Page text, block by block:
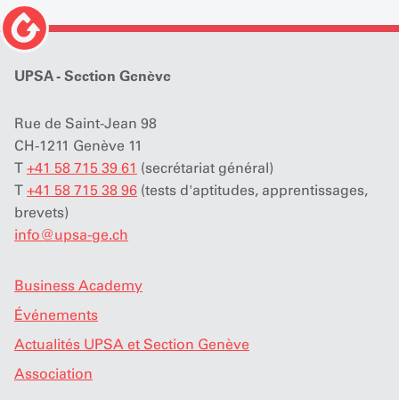
UPSA - Section Genève
Rue de Saint-Jean 98
CH-1211 Genève 11
T +41 58 715 39 61 (secrétariat général)
T +41 58 715 38 96 (tests d'aptitudes, apprentissages,
brevets)
info@upsa-ge.ch
Business Academy
Événements
Actualités UPSA et Section Genève
Association